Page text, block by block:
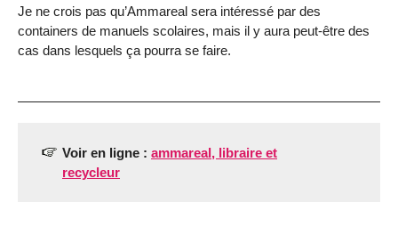
Je ne crois pas qu’Ammareal sera intéressé par des
containers de manuels scolaires, mais il y aura peut-être des
cas dans lesquels ça pourra se faire.
Voir en ligne : ammareal, libraire et
recycleur